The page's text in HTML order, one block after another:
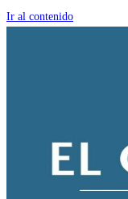
Ir al contenido